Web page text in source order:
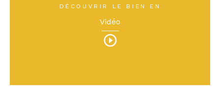
DÉCOUVRIR LE BIEN EN
Vidéo